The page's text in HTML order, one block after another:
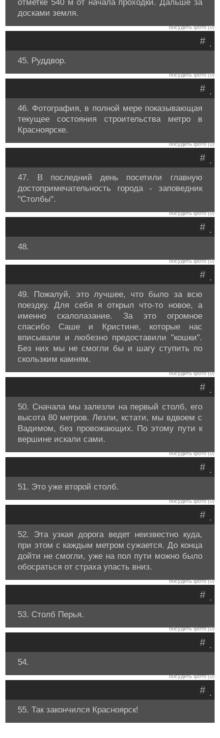
отметке 540 м от начала проходки. Дальше за
досками земля.
обсудить фото (0)
.
#
45. Руддвор.
обсудить фото (0)
.
#
46. Фотография, в полной мере показывающая
текущее состояния строительства метро в
Красноярске.
обсудить фото (0)
.
#
47. В последний день посетили главную
достопримечательность города - заповедник
"Столбы".
обсудить фото (0)
.
#
48.
обсудить фото (0)
.
#
49. Пожалуй, это лучшее, что было за всю
поездку. Для себя я открыл что-то новое, а
именно скалолазание. За это огромное
спасибо Саше и Кристине, которые нас
вписывали и любезно предоставили "кошки".
Без них мы не смогли бы и шагу ступить по
скользким камням.
обсудить фото (0)
.
#
50. Сначала мы залезли на первый столб, его
высота 80 метров. Лезли, кстати, мы вдвоем с
Вадимом, без провожающих. По этому пути к
вершине искали сами.
обсудить фото (0)
.
#
51. Это уже второй столб.
обсудить фото (0)
.
#
52. Эта узкая дорога ведет неизвестно куда,
при этом с каждым метром сужается. До конца
дойти не смогли, уже на пол пути можно было
обосраться от страха упасть вниз.
обсудить фото (0)
.
#
53. Столб Перья.
обсудить фото (0)
.
#
54.
обсудить фото (0)
.
#
55. Так закончился Красноярск!